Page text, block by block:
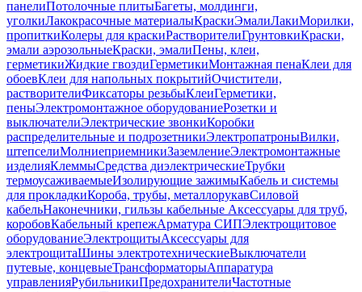
панелиПотолочные плитыБагеты, молдинги,
уголкиЛакокрасочные материалыКраскиЭмалиЛакиМорилки,
пропиткиКолеры для краскиРастворителиГрунтовкиКраски,
эмали аэрозольныеКраски, эмалиПены, клеи,
герметикиЖидкие гвоздиГерметикиМонтажная пенаКлеи для
обоевКлеи для напольных покрытийОчистители,
растворителиФиксаторы резьбыКлеиГерметики,
пеныЭлектромонтажное оборудованиеРозетки и
выключателиЭлектрические звонкиКоробки
распределительные и подрозетникиЭлектропатроныВилки,
штепселиМолниеприемникиЗаземлениеЭлектромонтажные
изделияКлеммыСредства диэлектрическиеТрубки
термоусаживаемыеИзолирующие зажимыКабель и системы
для прокладкиКороба, трубы, металлорукавСиловой
кабельНаконечники, гильзы кабельные Аксессуары для труб,
коробовКабельный крепежАрматура СИПЭлектрощитовое
оборудованиеЭлектрощитыАксессуары для
электрощитаШины электротехническиеВыключатели
путевые, концевыеТрансформаторыАппаратура
управленияРубильникиПредохранителиЧастотные